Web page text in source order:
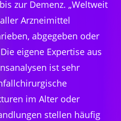
zur Demenz. „Weltweit
Arzneimittel
abgegeben oder
eigene Expertise aus
ist sehr
im Alter oder
stellen häufig